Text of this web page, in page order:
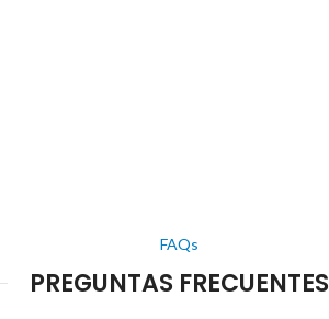
FAQs
PREGUNTAS FRECUENTES